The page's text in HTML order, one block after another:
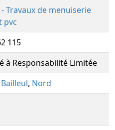
- Travaux de menuiserie
pvc
115
à Responsabilité Limitée
Bailleul, Nord